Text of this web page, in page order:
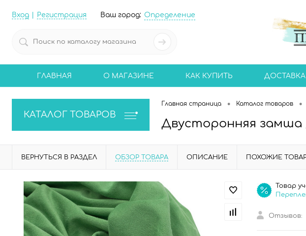
Вход Регистрация Ваш город: Определение
ГЛАВНАЯ О МАГАЗИНЕ КАК КУПИТЬ ДОСТАВКА
КАТАЛОГ ТОВАРОВ
Главная страница • Каталог товаров •
Двусторонняя замша
ВЕРНУТЬСЯ В РАЗДЕЛ ОБЗОР ТОВАРА ОПИСАНИЕ ПОХОЖИЕ
Товар
Отзывов: